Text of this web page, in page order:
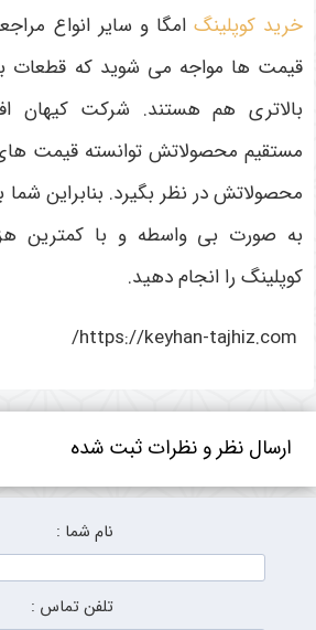
خرید کوپلینگ امگا و سایر انواع
قیمت ‌ها مواجه می‌ شوید که قطعات
بالاتری هم هستند. شرکت کیهان
مستقیم محصولاتش توانسته قیمت ‌های
محصولاتش در نظر بگیرد. بنابراین شما
به صورت بی ‌واسطه و با کمترین
کوپلینگ را انجام دهید.
ارسال نظر و نظرات ثبت شده
نام شما :
تلفن تماس :